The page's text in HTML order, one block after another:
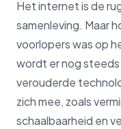
Het internet is de
samenleving. Maar
voorlopers was op
wordt er nog
verouderde
zich mee, zoals
schaalbaarheid en